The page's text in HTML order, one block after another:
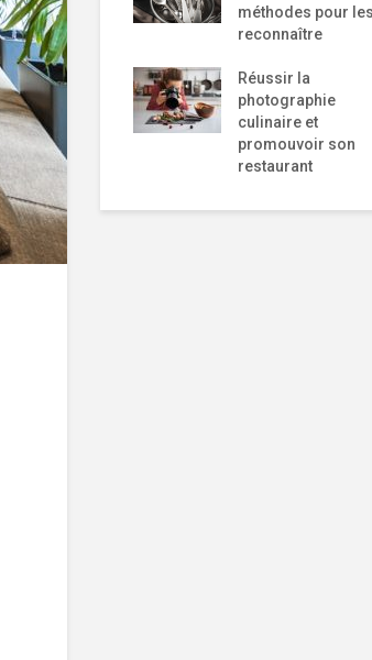
méthodes pour les
reconnaître
Réussir la
photographie
culinaire et
promouvoir son
restaurant